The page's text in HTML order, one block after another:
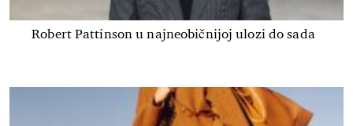
Robert Pattinson u najneobičnijoj ulozi do sada